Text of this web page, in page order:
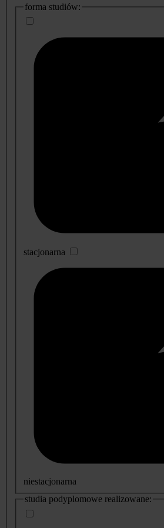
dodatkowe
informacje
forma studiów:
stacjonarna
niestacjonarna
studia podyplomowe realizowane: